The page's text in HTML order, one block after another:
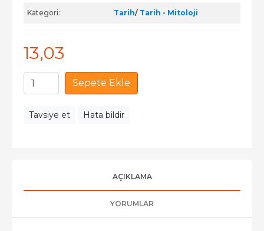
Kategori: Tarih/ Tarih - Mitoloji
13,03
Sepete Ekle
Tavsiye et Hata bildir
AÇIKLAMA
YORUMLAR